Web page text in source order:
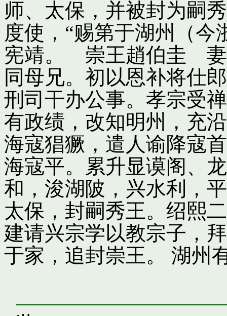
师、太保，并被封为嗣
度使，“赐第于湖州（今
宪靖。 崇王趙伯圭 妻
同母兄。初以恩补将仕
刑司干办公事。孝宗受
有政绩，改知明州，充
海寇猖獗，遣人谕降寇
海寇平。累升显谟阁、
和，浚湖陂，兴水利，
太保，封嗣秀王。绍熙
建请兴宗学以教宗子，
于家，追封崇王。 湖州